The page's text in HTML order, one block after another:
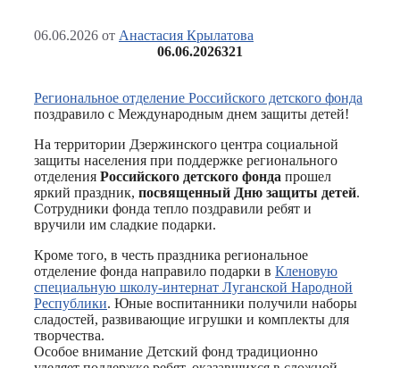
06.06.2026 от Анастасия Крылатова
06.06.2026321
Региональное отделение Российского детского фонда
поздравило с Международным днем защиты детей!
На территории Дзержинского центра социальной
защиты населения при поддержке регионального
отделения Российского детского фонда прошел
яркий праздник, посвященный Дню защиты детей.
Сотрудники фонда тепло поздравили ребят и
вручили им сладкие подарки.
Кроме того, в честь праздника региональное
отделение фонда направило подарки в Кленовую
специальную школу‑интернат Луганской Народной
Республики. Юные воспитанники получили наборы
сладостей, развивающие игрушки и комплекты для
творчества.
Особое внимание Детский фонд традиционно